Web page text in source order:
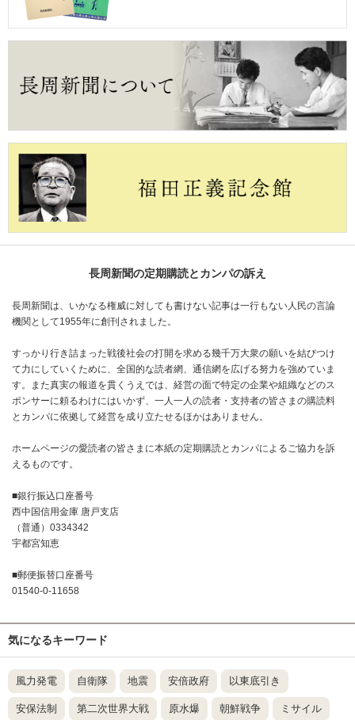
長周新聞の定期購読とカンパの訴え
長周新聞は、いかなる権威に対しても書けない記事は一行もない人民の言論
機関として1955年に創刊されました。
すっかり行き詰まった戦後社会の打開を求める幾千万大衆の願いを結びつけ
て力にしていくために、全国的な読者網、通信網を広げる努力を強めていま
す。また真実の報道を貫くうえでは、経営の面で特定の企業や組織などのス
ポンサーに頼るわけにはいかず、一人一人の読者・支持者の皆さまの購読料
とカンパに依拠して経営を成り立たせるほかはありません。
ホームページの愛読者の皆さまに本紙の定期購読とカンパによるご協力を訴
えるものです。
■銀行振込口座番号
西中国信用金庫 唐戸支店
（普通）0334342
宇都宮知恵
■郵便振替口座番号
01540-0-11658
気になるキーワード
風力発電 自衛隊 地震 安倍政府 以東底引き
安保法制 第二次世界大戦 原水爆 朝鮮戦争 ミサイル